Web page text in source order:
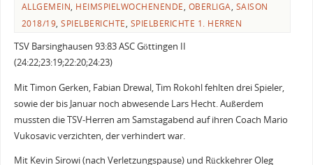
ALLGEMEIN, HEIMSPIELWOCHENENDE, OBERLIGA, SAISON
2018/19,SPIELBERICHTE, SPIELBERICHTE 1. HERREN
TSV Barsinghausen 93:83 ASC Göttingen II
(24:22;23:19;22:20;24:23)
Mit Timon Gerken, Fabian Drewal, Tim Rokohl fehlten drei Spieler,
sowie der bis Januar noch abwesende Lars Hecht. Außerdem
mussten die TSV-Herren am Samstagabend auf ihren Coach Mario
Vukosavic verzichten, der verhindert war.
Mit Kevin Sirowi (nach Verletzungspause) und Rückkehrer Oleg